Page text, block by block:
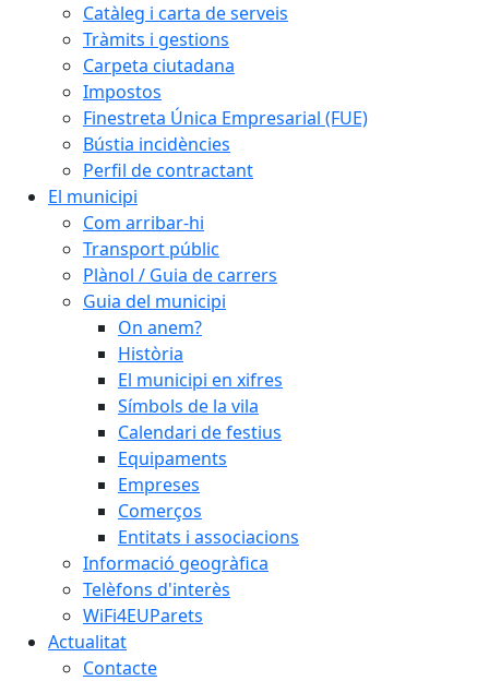
Catàleg i carta de serveis
Tràmits i gestions
Carpeta ciutadana
Impostos
Finestreta Única Empresarial (FUE)
Bústia incidències
Perfil de contractant
El municipi
Com arribar-hi
Transport públic
Plànol / Guia de carrers
Guia del municipi
On anem?
Història
El municipi en xifres
Símbols de la vila
Calendari de festius
Equipaments
Empreses
Comerços
Entitats i associacions
Informació geogràfica
Telèfons d'interès
WiFi4EUParets
Actualitat
Contacte